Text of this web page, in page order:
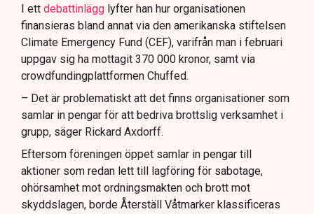
I ett debattinlägg lyfter han hur organisationen
finansieras bland annat via den amerikanska stiftelsen
Climate Emergency Fund (CEF), varifrån man i februari
uppgav sig ha mottagit 370 000 kronor, samt via
crowdfundingplattformen Chuffed.
– Det är problematiskt att det finns organisationer som
samlar in pengar för att bedriva brottslig verksamhet i
grupp, säger Rickard Axdorff.
Eftersom föreningen öppet samlar in pengar till
aktioner som redan lett till lagföring för sabotage,
ohörsamhet mot ordningsmakten och brott mot
skyddslagen, borde Återställ Våtmarker klassificeras